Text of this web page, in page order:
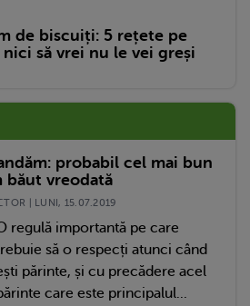
de biscuiți: 5 rețete pe
nici să vrei nu le vei greși
probabil cel mai bun
băut vreodată
| LUNI, 15.07.2019
regulă importantă pe care
să o respecți atunci când
părinte, și cu precădere acel
care este principalul...